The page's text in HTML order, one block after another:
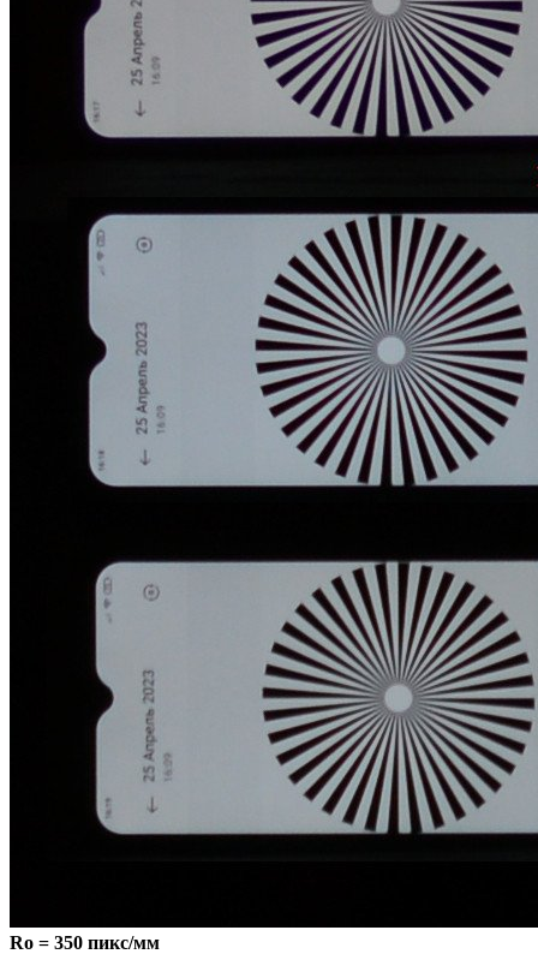
Ro = 350 пикс/мм